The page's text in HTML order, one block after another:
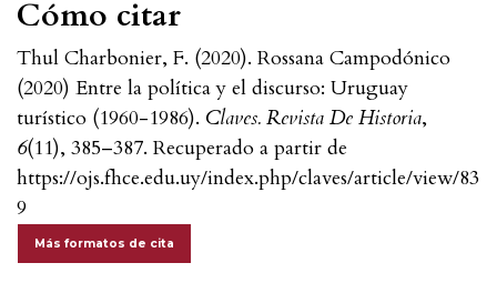
Cómo citar
Thul Charbonier, F. (2020). Rossana Campodónico
(2020) Entre la política y el discurso: Uruguay
turístico (1960-1986). Claves. Revista De Historia,
6(11), 385–387. Recuperado a partir de
https://ojs.fhce.edu.uy/index.php/claves/article/view/83
9
Más formatos de cita